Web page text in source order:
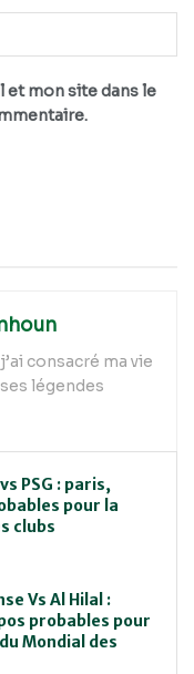
et mon site dans le
consacré ma vie
légendes
PSG : paris,
pour la
clubs
Vs Al Hilal :
probables pour
Mondial des